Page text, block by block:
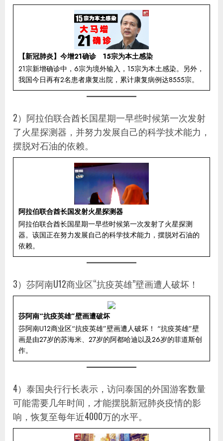
【新冠肺炎】今增21确诊 15宗为本土感染
21宗新增确诊中，6宗为境外输入，15宗为本土感染。另外，
我国今日再有2名患者康复出院，累计康复病例达8555宗。
2）阿拉伯联合酋长国星期一早些时候第一次发射
了火星探测器，并努力发展自己的科学技术能力，
摆脱对石油的依赖。
阿拉伯联合酋长国发射火星探测器
阿拉伯联合酋长国星期一早些时候第一次发射了火星探测
器。该国正在努力发展自己的科学技术能力，摆脱对石油的
依赖。
3）莎阿南U12商业区“抗疫英雄”壁画遭人破坏！
莎阿南“抗疫英雄”壁画遭破坏
莎阿南U12商业区“抗疫英雄”壁画遭人破坏！ “抗疫英雄”壁
画是由27岁的苏海米、27岁的阿都哈迪以及26岁的菲道斯创
作。
4）泰国央行行长表示，访问泰国的外国游客数量
可能需要几年时间，才能摆脱新冠肺炎疫情的影
响，恢复至每年近4000万的水平。